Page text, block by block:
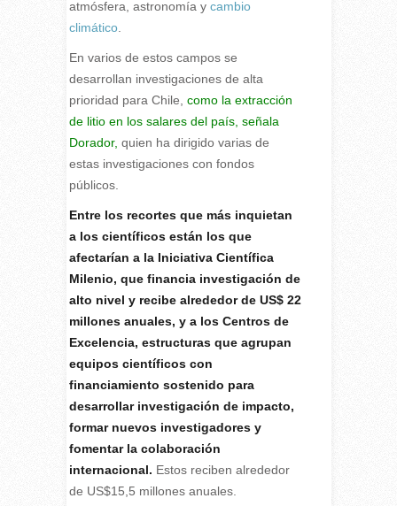
atmósfera, astronomía y cambio
climático.
En varios de estos campos se
desarrollan investigaciones de alta
prioridad para Chile, como la extracción
de litioen los salares del país, señala
Dorador, quien ha dirigido varias de
estas investigaciones con fondos
públicos.
Entre los recortes que más inquietan
a los científicos están los que
afectarían a la Iniciativa Científica
Milenio, que financia investigación de
alto nivel y recibe alrededor de US$ 22
millones anuales, y a los Centros de
Excelencia, estructuras que agrupan
equipos científicos con
financiamiento sostenido para
desarrollar investigación de impacto,
formar nuevos investigadores y
fomentar la colaboración
internacional. Estos reciben alrededor
de US$15,5 millones anuales.